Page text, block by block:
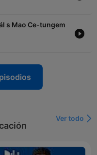
s Mao Ce-tungem
Ver todo